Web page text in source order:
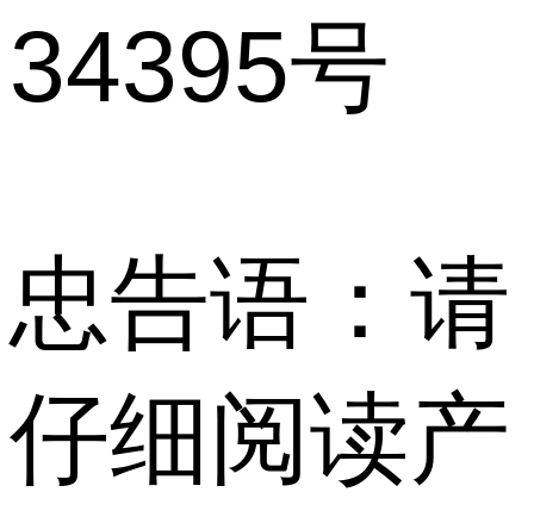
34395号
忠告语：请
仔细阅读产